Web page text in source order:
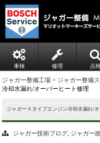
車検 修理 点
ジャガー整備工場 > ジャガー整備
冷却水漏れ/オーバーヒート修理
ジャガーＸタイプエンジン冷却水漏れ/
ジャガー技術ブログ, ジャガー